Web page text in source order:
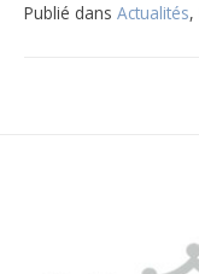
Publié dans Actualités,